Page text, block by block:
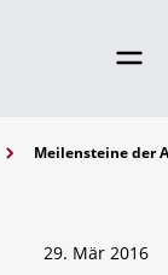
Meilensteine der
29. Mär 2016